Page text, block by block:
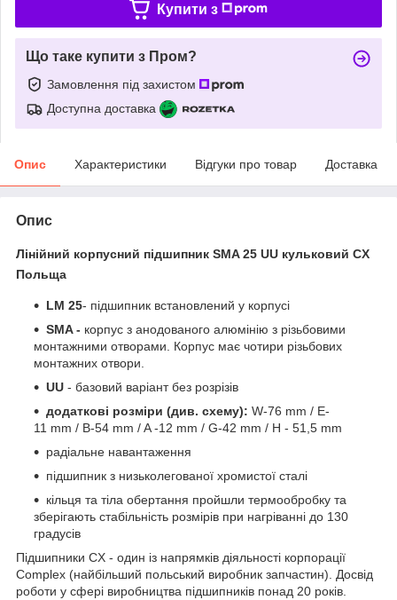
Купити з
Що таке купити з Пром?
Замовлення під захистом
Доступна доставка
Опис Характеристики Відгуки про товар Доставка
Опис
Лінійний корпусний підшипник SMA 25 UU кульковий CX
Польща
LM 25- підшипник встановлений у корпусі
SMA - корпус з анодованого алюмінію з різьбовими
монтажними отворами. Корпус має чотири різьбових
монтажних отвори.
UU - базовий варіант без розрізів
додаткові розміри (див. схему): W-76 mm / E-
11 mm / B-54 mm / A -12 mm / G-42 mm / H - 51,5 mm
радіальне навантаження
підшипник з низьколегованої хромистої сталі
кільця та тіла обертання пройшли термообробку та
зберігають стабільність розмірів при нагріванні до 130
градусів
Підшипники CX - один із напрямків діяльності корпорації
Complex (найбільший польський виробник запчастин). Досвід
роботи у сфері виробництва підшипників понад 20 років.